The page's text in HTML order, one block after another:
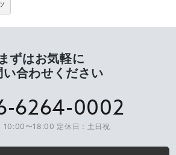
まずはお気軽に
い合わせください
6264-0002
10:00〜18:00 定休日：土日祝